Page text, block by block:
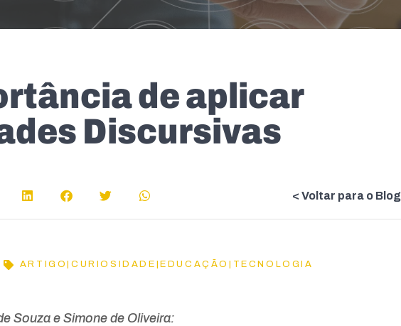
de aplicar
Discursivas
< Voltar para o Blog
ARTIGO|CURIOSIDADE|EDUCAÇÃO|TECNOLOGIA
Souza e Simone de Oliveira: